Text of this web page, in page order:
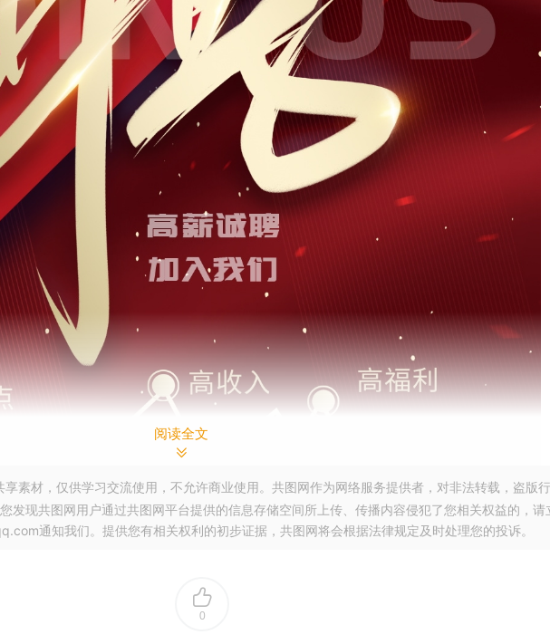
阅读全文
素材，仅供学习交流使用，不允许商业使用。共图网作为网络服务提供者，对非法转载，盗版
发现共图网用户通过共图网平台提供的信息存储空间所上传、传播内容侵犯了您相关权益的，请
通知我们。提供您有相关权利的初步证据，共图网将会根据法律规定及时处理您的投诉。
0